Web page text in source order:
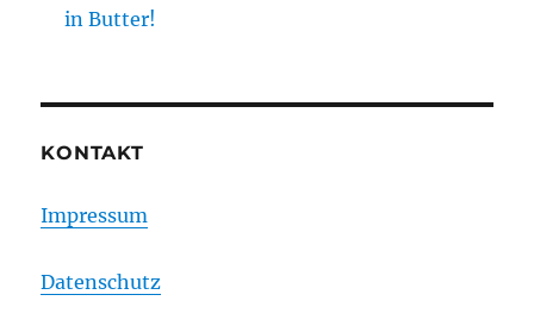
in Butter!
KONTAKT
Impressum
Datenschutz